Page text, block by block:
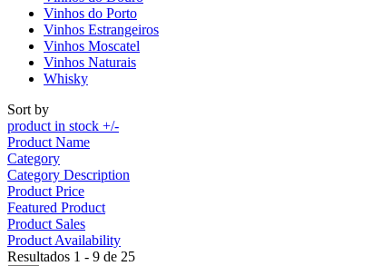
Vinhos do Porto
Vinhos Estrangeiros
Vinhos Moscatel
Vinhos Naturais
Whisky
Sort by
product in stock +/-
Product Name
Category
Category Description
Product Price
Featured Product
Product Sales
Product Availability
Resultados 1 - 9 de 25